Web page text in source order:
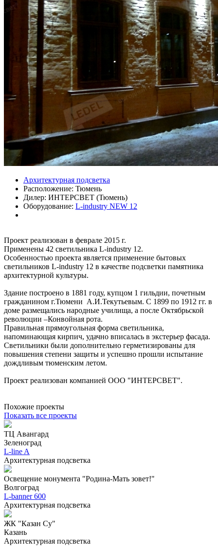
Архитектурная подсветка
Расположение: Тюмень
Дилер: ИНТЕРСВЕТ (Тюмень)
Оборудование: L-industry NEW 12
Проект реализован в феврале 2015 г.
Применены 42 светильника L-industry 12.
Особенностью проекта является применение бытовых
светильников L-industry 12 в качестве подсветки памятника
архитектурной культуры.
Здание построено в 1881 году, купцом 1 гильдии, почетным
гражданином г.Тюмени А.И.Текутьевым. С 1899 по 1912 гг. в
доме размещались народные училища, а после Октябрьской
революции –Конвойная рота.
Правильная прямоугольная форма светильника,
напоминающая кирпич, удачно вписалась в экстерьер фасада.
Светильники были дополнительно герметизированы для
повышения степени защиты и успешно прошли испытание
дождливым тюменским летом.
Проект реализован компанией ООО "ИНТЕРСВЕТ".
Похожие проекты
Показать все проекты
ТЦ Авангард
Зеленоград
L-line A
Архитектурная подсветка
Освещение монумента "Родина-Мать зовет!"
Волгоград
L-banner 600
Архитектурная подсветка
ЖК "Казан Су"
Казань
Архитектурная подсветка